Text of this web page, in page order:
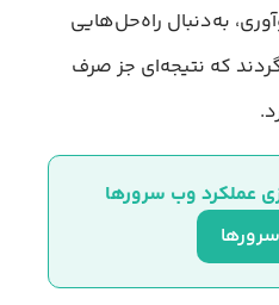
به‌دنبال راه‌حل‌هایی
که نتیجه‌ای جز صرف